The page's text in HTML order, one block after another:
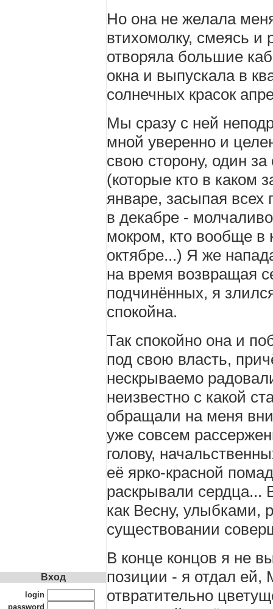
Но она не желала
втихомолку, смеясь и
отворяла большие
окна и выпускала в
солнечных красок
Мы сразу с ней
мной уверенно и
свою сторону, один
(которые кто в каком
январе, засыпая всех
в декабре -
мокром, кто вообще в
октябре...) Я же
на время возвращая
подчинённых, я
спокойна.
Так спокойно она и
под свою власть,
нескрываемо
неизвестно с какой
обращали на меня
уже совсем
голову,
её ярко-красной
раскрывали сердца...
как Весну, улыбками,
существовании
В конце концов я не
позиции - я отдал
отвратительно
Вход
login
password